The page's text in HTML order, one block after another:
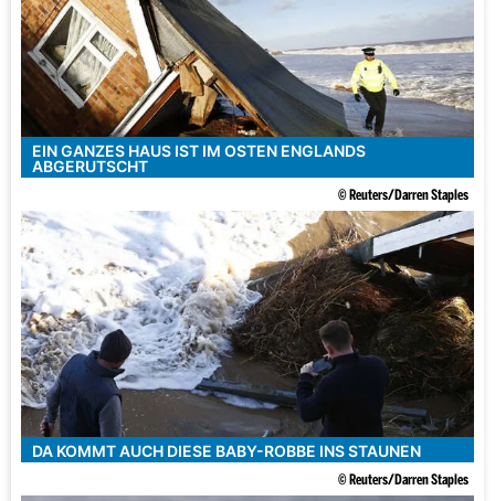
EIN GANZES HAUS IST IM OSTEN ENGLANDS
ABGERUTSCHT
© Reuters/Darren Staples
DA KOMMT AUCH DIESE BABY-ROBBE INS STAUNEN
© Reuters/Darren Staples